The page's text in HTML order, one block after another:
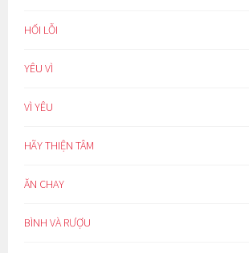
HỐI LỖI
YÊU VÌ
VÌ YÊU
HÃY THIỆN TÂM
ĂN CHAY
BÌNH VÀ RƯỢU